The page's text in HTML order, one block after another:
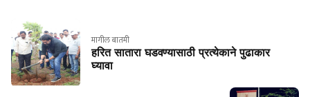
मागील बातमी
हरित सातारा घडवण्यासाठी प्रत्येकाने पुढाकार
घ्यावा